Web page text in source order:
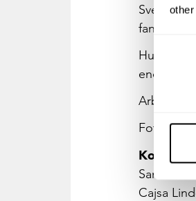
Selection
Svenska
fanfar”.
Huset var
endast
Arbetet
Foto:
Cajsa